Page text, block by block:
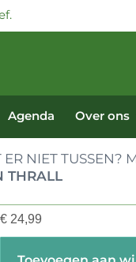
Agenda Over ons
NIET TUSSEN?
THRALL
€ 24,99